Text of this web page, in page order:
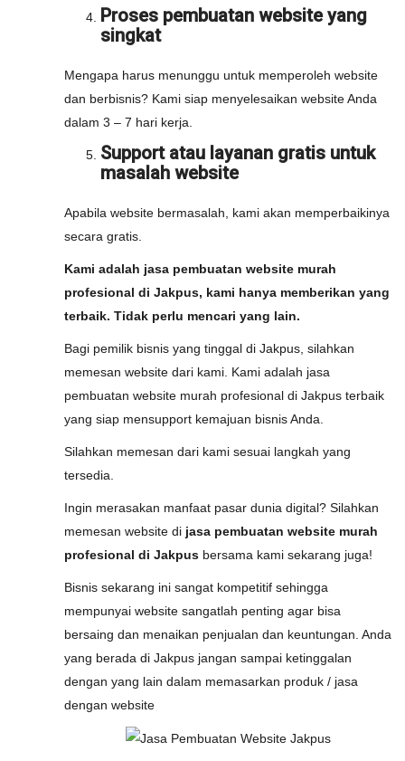
Proses pembuatan website yang
singkat
Mengapa harus menunggu untuk memperoleh website
dan berbisnis? Kami siap menyelesaikan website Anda
dalam 3 – 7 hari kerja.
Support atau layanan gratis untuk
masalah website
Apabila website bermasalah, kami akan memperbaikinya
secara gratis.
Kami adalah jasa pembuatan website murah
profesional di Jakpus, kami hanya memberikan yang
terbaik. Tidak perlu mencari yang lain.
Bagi pemilik bisnis yang tinggal di Jakpus, silahkan
memesan website dari kami. Kami adalah jasa
pembuatan website murah profesional di Jakpus terbaik
yang siap mensupport kemajuan bisnis Anda.
Silahkan memesan dari kami sesuai langkah yang
tersedia.
Ingin merasakan manfaat pasar dunia digital? Silahkan
memesan website di jasa pembuatan website murah
profesional di Jakpus bersama kami sekarang juga!
Bisnis sekarang ini sangat kompetitif sehingga
mempunyai website sangatlah penting agar bisa
bersaing dan menaikan penjualan dan keuntungan. Anda
yang berada di Jakpus jangan sampai ketinggalan
dengan yang lain dalam memasarkan produk / jasa
dengan website